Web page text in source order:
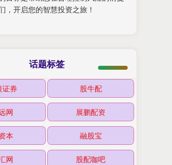
开启您的智慧投资之旅！
话题标签
证券 股牛配
网 展鹏配资
本 融股宝
网 股配咖吧